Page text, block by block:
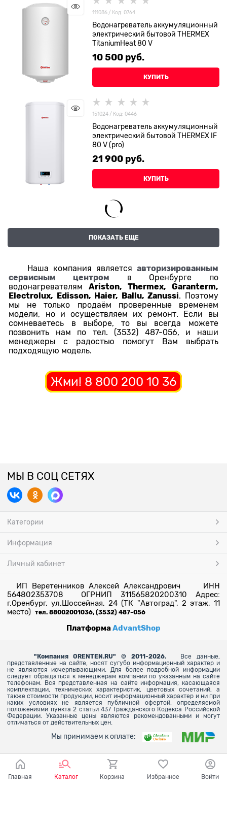
111086 / Код: 0764
Водонагреватель аккумуляционный
электрический бытовой THERMEX
TitaniumHeat 80 V
10 500 руб.
КУПИТЬ
151024 / Код: 0446
Водонагреватель аккумуляционный
электрический бытовой THERMEX IF
80 V (pro)
21 900 руб.
КУПИТЬ
ПОКАЗАТЬ ЕЩЕ
Наша компания является авторизированным
сервисным центром в Оренбурге по
водонагревателямAriston, Thermex, Garanterm,
Electrolux, Edisson, Haier, Ballu, Zanussi. Поэтому
мы не только продаём проверенные временем
модели, но и осуществляем их ремонт. Если вы
сомневаетесь в выборе, то вы всегда можете
позвонить нам по тел. (3532) 487-056, и наши
менеджеры с радостью помогут Вам выбрать
подходящую модель.
Жми! 8 800 200 10 36
МЫ В СОЦ СЕТЯХ
Категории
Информация
Личный кабинет
ИП Веретенников Алексей Александрович ИНН
564802353708 ОГРНИП 311565820200310 Адрес:
г.Оренбург, ул.Шоссейная, 24 (ТК "Автоград", 2 этаж, 11
место) тел. 88002001036, (3532) 487-056
ПлатформаAdvantShop
" Компания ORENTEN.RU" © 2011-2026.
Все данные,
представленные на сайте, носят сугубо информационный характер и
не являются исчерпывающими. Для более подробной информации
следует обращаться к менеджерам компании по указанным на сайте
телефонам. Вся представленная на сайте информация, касающаяся
комплектации, технических характеристик, цветовых сочетаний, а
также стоимости продукции, носит информационный характер и ни при
каких условиях не является публичной офертой, определяемой
положениями пункта 2 статьи 437 Гражданского Кодекса Российской
Федерации. Указанные цены являются рекомендованными и могут
отличаться от действительных цен.
Мы принимаем к оплате:
Главная Каталог Корзина Избранное Войти